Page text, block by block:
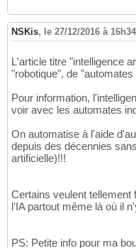
NSKis, le 27/12/2016 à 16h34
L'article titre "intelligence
"robotique", de
Pour information,
voir avec les automates
On automatise à l'aide
depuis des décennies
artificielle)!!!
Certains veulent tellement
l'IA partout même là où il
PS: Petite info pour ma